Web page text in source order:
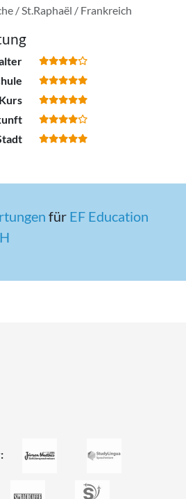
/ St.Raphaël / Frankreich
Kurs
für EF Education